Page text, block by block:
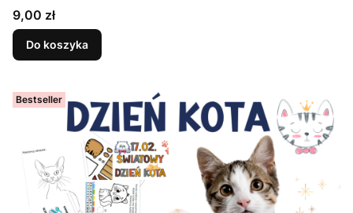
Cena
9,00 zł
Do koszyka
Bestseller